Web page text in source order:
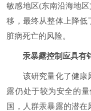
敏感地区(东南沿海地
移，最终从整体上降低
脏病死亡的风险。
汞暴露控制应具有
该研究量化了健康
露仍处于较为安全的
国，人群汞暴露的潜